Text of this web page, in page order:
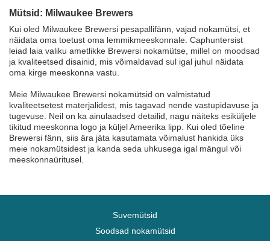
Mütsid: Milwaukee Brewers
Kui oled Milwaukee Brewersi pesapallifänn, vajad nokamütsi, et
näidata oma toetust oma lemmikmeeskonnale. Caphuntersist
leiad laia valiku ametlikke Brewersi nokamütse, millel on moodsad
ja kvaliteetsed disainid, mis võimaldavad sul igal juhul näidata
oma kirge meeskonna vastu.
Meie Milwaukee Brewersi nokamütsid on valmistatud
kvaliteetsetest materjalidest, mis tagavad nende vastupidavuse ja
tugevuse. Neil on ka ainulaadsed detailid, nagu näiteks esiküljele
tikitud meeskonna logo ja küljel Ameerika lipp. Kui oled tõeline
Brewersi fänn, siis ära jäta kasutamata võimalust hankida üks
meie nokamütsidest ja kanda seda uhkusega igal mängul või
meeskonnaüritusel.
Suvemütsid
Soodsad nokamütsid